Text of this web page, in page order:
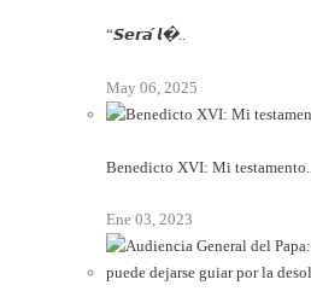
“𝙎𝙚𝙧𝙖́ 𝙡�..
May 06, 2025
Benedicto XVI: Mi testamento..
Ene 03, 2023